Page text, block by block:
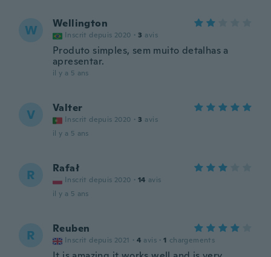
W Wellington
Inscrit depuis 2020 · 3 avis
Produto simples, sem muito detalhas a
apresentar.
il y a 5 ans
V Valter
Inscrit depuis 2020 · 3 avis
il y a 5 ans
R Rafał
Inscrit depuis 2020 · 14 avis
il y a 5 ans
R Reuben
Inscrit depuis 2021 · 4 avis · 1 chargements